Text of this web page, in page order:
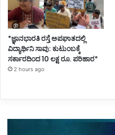
*ಜ್ಞಾನಭಾರತಿ ರಸ್ತೆ ಅಪಘಾತದಲ್ಲಿ
ವಿದ್ಯಾರ್ಥಿನಿ ಸಾವು: ಕುಟುಂಬಕ್ಕೆ
ಸರ್ಕಾರದಿಂದ 10 ಲಕ್ಷ ರೂ. ಪರಿಹಾರ*
2 hours ago